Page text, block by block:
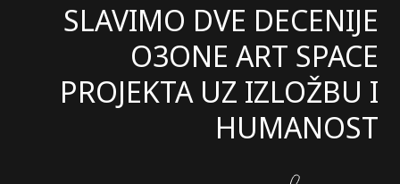
SLAVIMO DVE DECENIJE
O3ONE ART SPACE
PROJEKTA UZ IZLOŽBU I
HUMANOST